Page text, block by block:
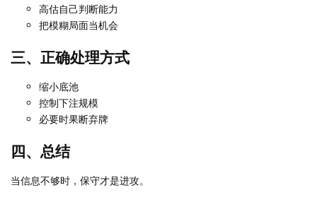
高估自己判断能力
把模糊局面当机会
三、正确处理方式
缩小底池
控制下注规模
必要时果断弃牌
四、总结
当信息不够时，保守才是进攻。